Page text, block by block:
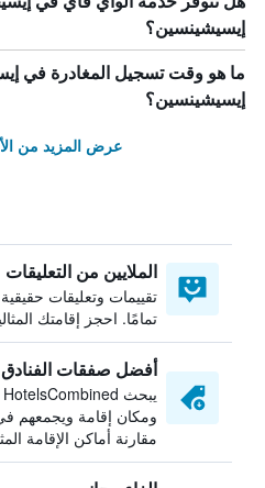
إيسيشينسين؟
ما هو وقت تسجيل المغادرة في
إيسيشينسين؟
عرض المزيد من
الملايين من التعليقات
تقييمات وتعليقات
تمامًا. احجز إقامتك
أفضل صفقات الفنادق
ومكان إقامة ويجمعهم
مقارنة أماكن الإقامة